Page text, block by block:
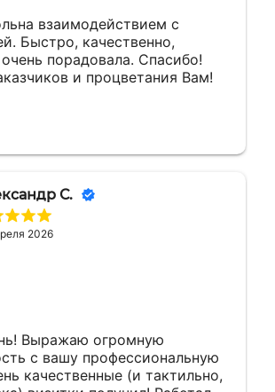
взаимодействием с
Быстро, качественно,
порадовала. Спасибо!
и процветания Вам!
С.
2026
Выражаю огромную
с вашу профессиональную
качественные (и тактильно,